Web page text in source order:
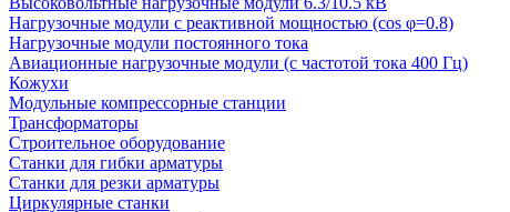
Нагрузочные модули с реактивной мощностью (cos φ=0.8)
Нагрузочные модули постоянного тока
Авиационные нагрузочные модули (с частотой тока 400 Гц)
Кожухи
Модульные компрессорные станции
Трансформаторы
Строительное оборудование
Станки для гибки арматуры
Станки для резки арматуры
Циркулярные станки